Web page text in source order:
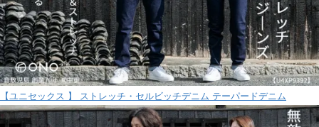
【ユニセックス 】 ストレッチ・セルビッチデニム テーパードデニム